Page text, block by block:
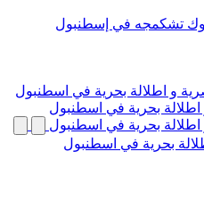
تشكمجه في إسطنبول
بحرية في اسطنبول